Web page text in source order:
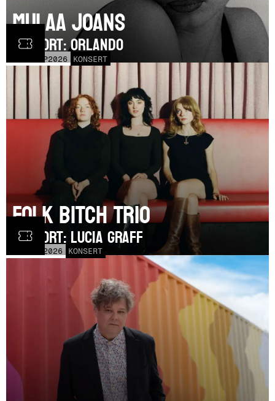
SEP2026 KONSERT
Mulaa Joans
SUPPORT: Orlando
2026 KONSERT
Folk Bitch Trio
SUPPORT: Lucia Graff